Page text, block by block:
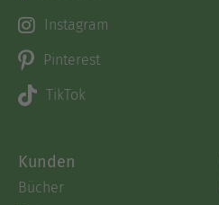
Instagram
Pinterest
TikTok
Kunden
Bücher